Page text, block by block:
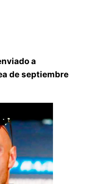
a
de septiembre